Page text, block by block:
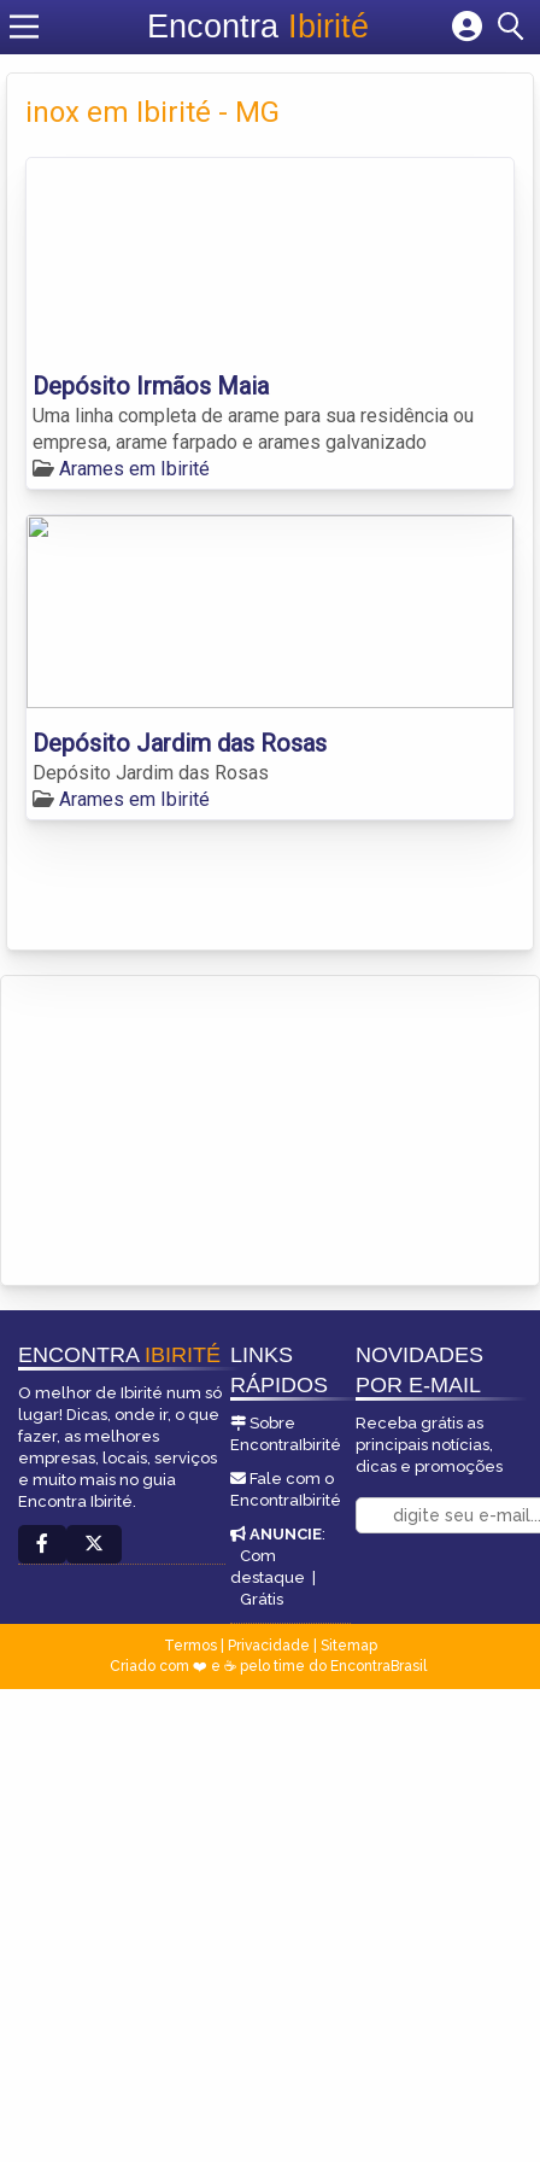
Encontra Ibirité
Cadastrar empresa
Criar conta
inox em Ibirité - MG
Depósito Irmãos Maia
Uma linha completa de arame para sua residência ou
empresa, arame farpado e arames galvanizado
Arames em Ibirité
Depósito Jardim das Rosas
Depósito Jardim das Rosas
Arames em Ibirité
ENCONTRA IBIRITÉ
O melhor de Ibirité num só
lugar! Dicas, onde ir, o que
fazer, as melhores
empresas, locais, serviços
e muito mais no guia
Encontra Ibirité.
LINKS
RÁPIDOS
Sobre
EncontraIbirité
Fale com o
EncontraIbirité
ANUNCIE:
Com
destaque |
Grátis
NOVIDADES
POR E-MAIL
Receba grátis as
principais notícias,
dicas e promoções
Termos| Privacidade
Sitemap
Criado com ❤️ e ☕ pelo time do EncontraBrasil